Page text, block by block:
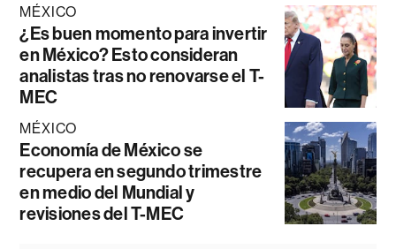
MÉXICO
¿Es buen momento para invertir
en México? Esto consideran
analistas tras no renovarse el T-
MEC
MÉXICO
Economía de México se
recupera en segundo trimestre
en medio del Mundial y
revisiones del T-MEC